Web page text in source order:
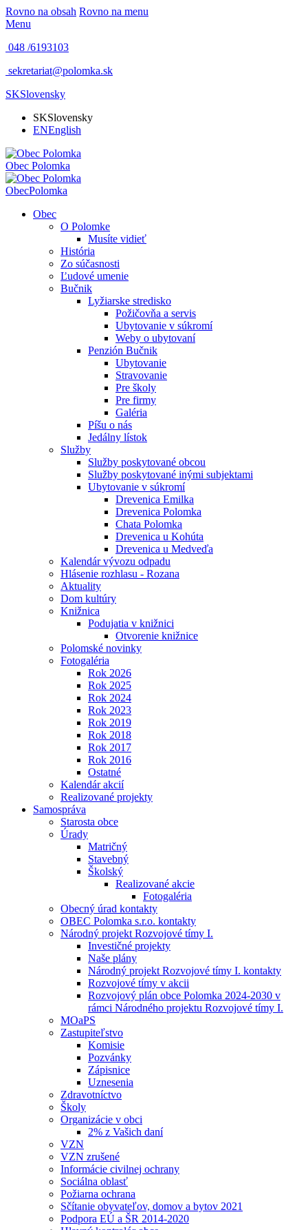
Rovno na obsah Rovno na menu
Menu
048 /6193103
sekretariat@polomka.sk
SKSlovensky
SKSlovensky
ENEnglish
Obec Polomka
ObecPolomka
Obec
O Polomke
Musíte vidieť
História
Zo súčasnosti
Ľudové umenie
Bučnik
Lyžiarske stredisko
Požičovňa a servis
Ubytovanie v súkromí
Weby o ubytovaní
Penzión Bučnik
Ubytovanie
Stravovanie
Pre školy
Pre firmy
Galéria
Píšu o nás
Jedálny lístok
Služby
Služby poskytované obcou
Služby poskytované inými subjektami
Ubytovanie v súkromí
Drevenica Emilka
Drevenica Polomka
Chata Polomka
Drevenica u Kohúta
Drevenica u Medveďa
Kalendár vývozu odpadu
Hlásenie rozhlasu - Rozana
Aktuality
Dom kultúry
Knižnica
Podujatia v knižnici
Otvorenie knižnice
Polomské novinky
Fotogaléria
Rok 2026
Rok 2025
Rok 2024
Rok 2023
Rok 2019
Rok 2018
Rok 2017
Rok 2016
Ostatné
Kalendár akcií
Realizované projekty
Samospráva
Starosta obce
Úrady
Matričný
Stavebný
Školský
Realizované akcie
Fotogaléria
Obecný úrad kontakty
OBEC Polomka s.r.o. kontakty
Národný projekt Rozvojové tímy I.
Investičné projekty
Naše plány
Národný projekt Rozvojové tímy I. kontakty
Rozvojové tímy v akcii
Rozvojový plán obce Polomka 2024-2030 v
rámci Národného projektu Rozvojové tímy I.
MOaPS
Zastupiteľstvo
Komisie
Pozvánky
Zápisnice
Uznesenia
Zdravotníctvo
Školy
Organizácie v obci
2% z Vašich daní
VZN
VZN zrušené
Informácie civilnej ochrany
Sociálna oblasť
Požiarna ochrana
Sčítanie obyvateľov, domov a bytov 2021
Podpora EÚ a ŠR 2014-2020